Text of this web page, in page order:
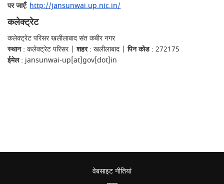
पर जाएँ: http://jansunwai.up.nic.in/
कलेक्ट्रेट
कलेक्ट्रेट परिसर खलीलाबाद संत कबीर नगर
स्थान: कलेक्ट्रेट परिसर |शहर: खलीलाबाद |पिन कोड: 272175
ईमेल: jansunwai-up[at]gov[dot]in
वेबसाइट नीतियां